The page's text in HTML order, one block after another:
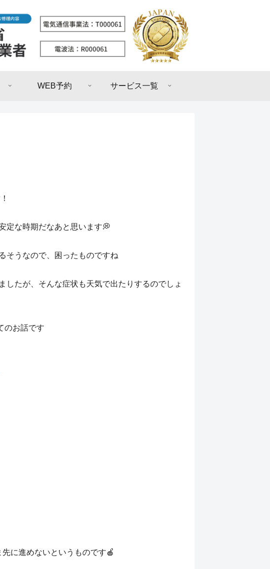
WEB予約 サービス一覧
定な時期だなあと思います💭
そうなので、困ったものですね
したが、そんな症状も天気で出たりするのでしょ
のお話です
に進めないというものです🍎